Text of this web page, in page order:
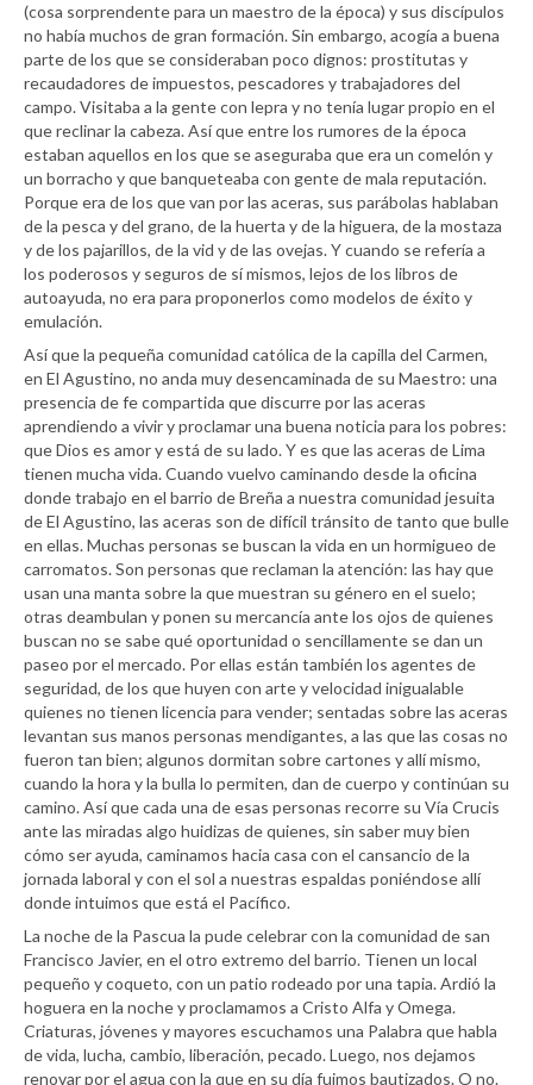
(cosa sorprendente para un maestro de la época) y sus discípulos
no había muchos de gran formación. Sin embargo, acogía a buena
parte de los que se consideraban poco dignos: prostitutas y
recaudadores de impuestos, pescadores y trabajadores del
campo. Visitaba a la gente con lepra y no tenía lugar propio en el
que reclinar la cabeza. Así que entre los rumores de la época
estaban aquellos en los que se aseguraba que era un comelón y
un borracho y que banqueteaba con gente de mala reputación.
Porque era de los que van por las aceras, sus parábolas hablaban
de la pesca y del grano, de la huerta y de la higuera, de la mostaza
y de los pajarillos, de la vid y de las ovejas. Y cuando se refería a
los poderosos y seguros de sí mismos, lejos de los libros de
autoayuda, no era para proponerlos como modelos de éxito y
emulación.
Así que la pequeña comunidad católica de la capilla del Carmen,
en El Agustino, no anda muy desencaminada de su Maestro: una
presencia de fe compartida que discurre por las aceras
aprendiendo a vivir y proclamar una buena noticia para los pobres:
que Dios es amor y está de su lado. Y es que las aceras de Lima
tienen mucha vida. Cuando vuelvo caminando desde la oficina
donde trabajo en el barrio de Breña a nuestra comunidad jesuita
de El Agustino, las aceras son de difícil tránsito de tanto que bulle
en ellas. Muchas personas se buscan la vida en un hormigueo de
carromatos. Son personas que reclaman la atención: las hay que
usan una manta sobre la que muestran su género en el suelo;
otras deambulan y ponen su mercancía ante los ojos de quienes
buscan no se sabe qué oportunidad o sencillamente se dan un
paseo por el mercado. Por ellas están también los agentes de
seguridad, de los que huyen con arte y velocidad inigualable
quienes no tienen licencia para vender; sentadas sobre las aceras
levantan sus manos personas mendigantes, a las que las cosas no
fueron tan bien; algunos dormitan sobre cartones y allí mismo,
cuando la hora y la bulla lo permiten, dan de cuerpo y continúan su
camino. Así que cada una de esas personas recorre su Vía Crucis
ante las miradas algo huidizas de quienes, sin saber muy bien
cómo ser ayuda, caminamos hacia casa con el cansancio de la
jornada laboral y con el sol a nuestras espaldas poniéndose allí
donde intuimos que está el Pacífico.
La noche de la Pascua la pude celebrar con la comunidad de san
Francisco Javier, en el otro extremo del barrio. Tienen un local
pequeño y coqueto, con un patio rodeado por una tapia. Ardió la
hoguera en la noche y proclamamos a Cristo Alfa y Omega.
Criaturas, jóvenes y mayores escuchamos una Palabra que habla
de vida, lucha, cambio, liberación, pecado. Luego, nos dejamos
renovar por el agua con la que en su día fuimos bautizados. O no.